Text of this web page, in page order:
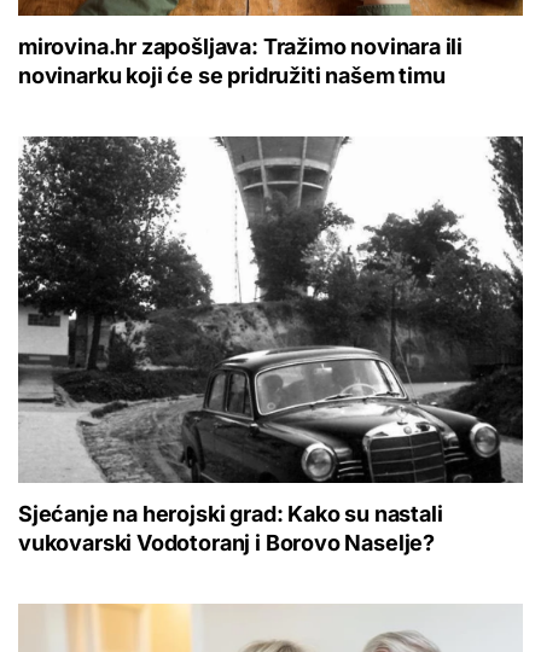
mirovina.hr zapošljava: Tražimo novinara ili
novinarku koji će se pridružiti našem timu
Sjećanje na herojski grad: Kako su nastali
vukovarski Vodotoranj i Borovo Naselje?